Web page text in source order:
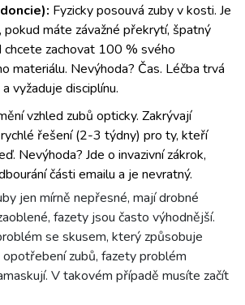
Fyzicky posouvá zuby v kosti. Je
pokud máte závažné překrytí, špatný
chcete zachovat 100 % svého
materiálu. Nevýhoda? Čas. Léčba trvá
vyžaduje disciplínu.
vzhled zubů opticky. Zakrývají
řešení (2-3 týdny) pro ty, kteří
Nevýhoda? Jde o invazivní zákrok,
části emailu a je nevratný.
jen mírně nepřesné, mají drobné
fazety jsou často výhodnější.
se skusem, který způsobuje
zubů, fazety problém
V takovém případě musíte začít